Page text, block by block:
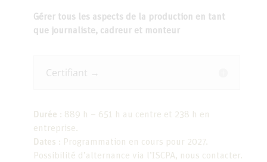
Gérer tous les aspects de la production en tant
que journaliste, cadreur et monteur
Certifiant →
Durée : 889 h – 651 h au centre et 238 h en
entreprise.
Dates : Programmation en cours pour 2027.
Possibilité d’alternance via l’ISCPA, nous contacter.